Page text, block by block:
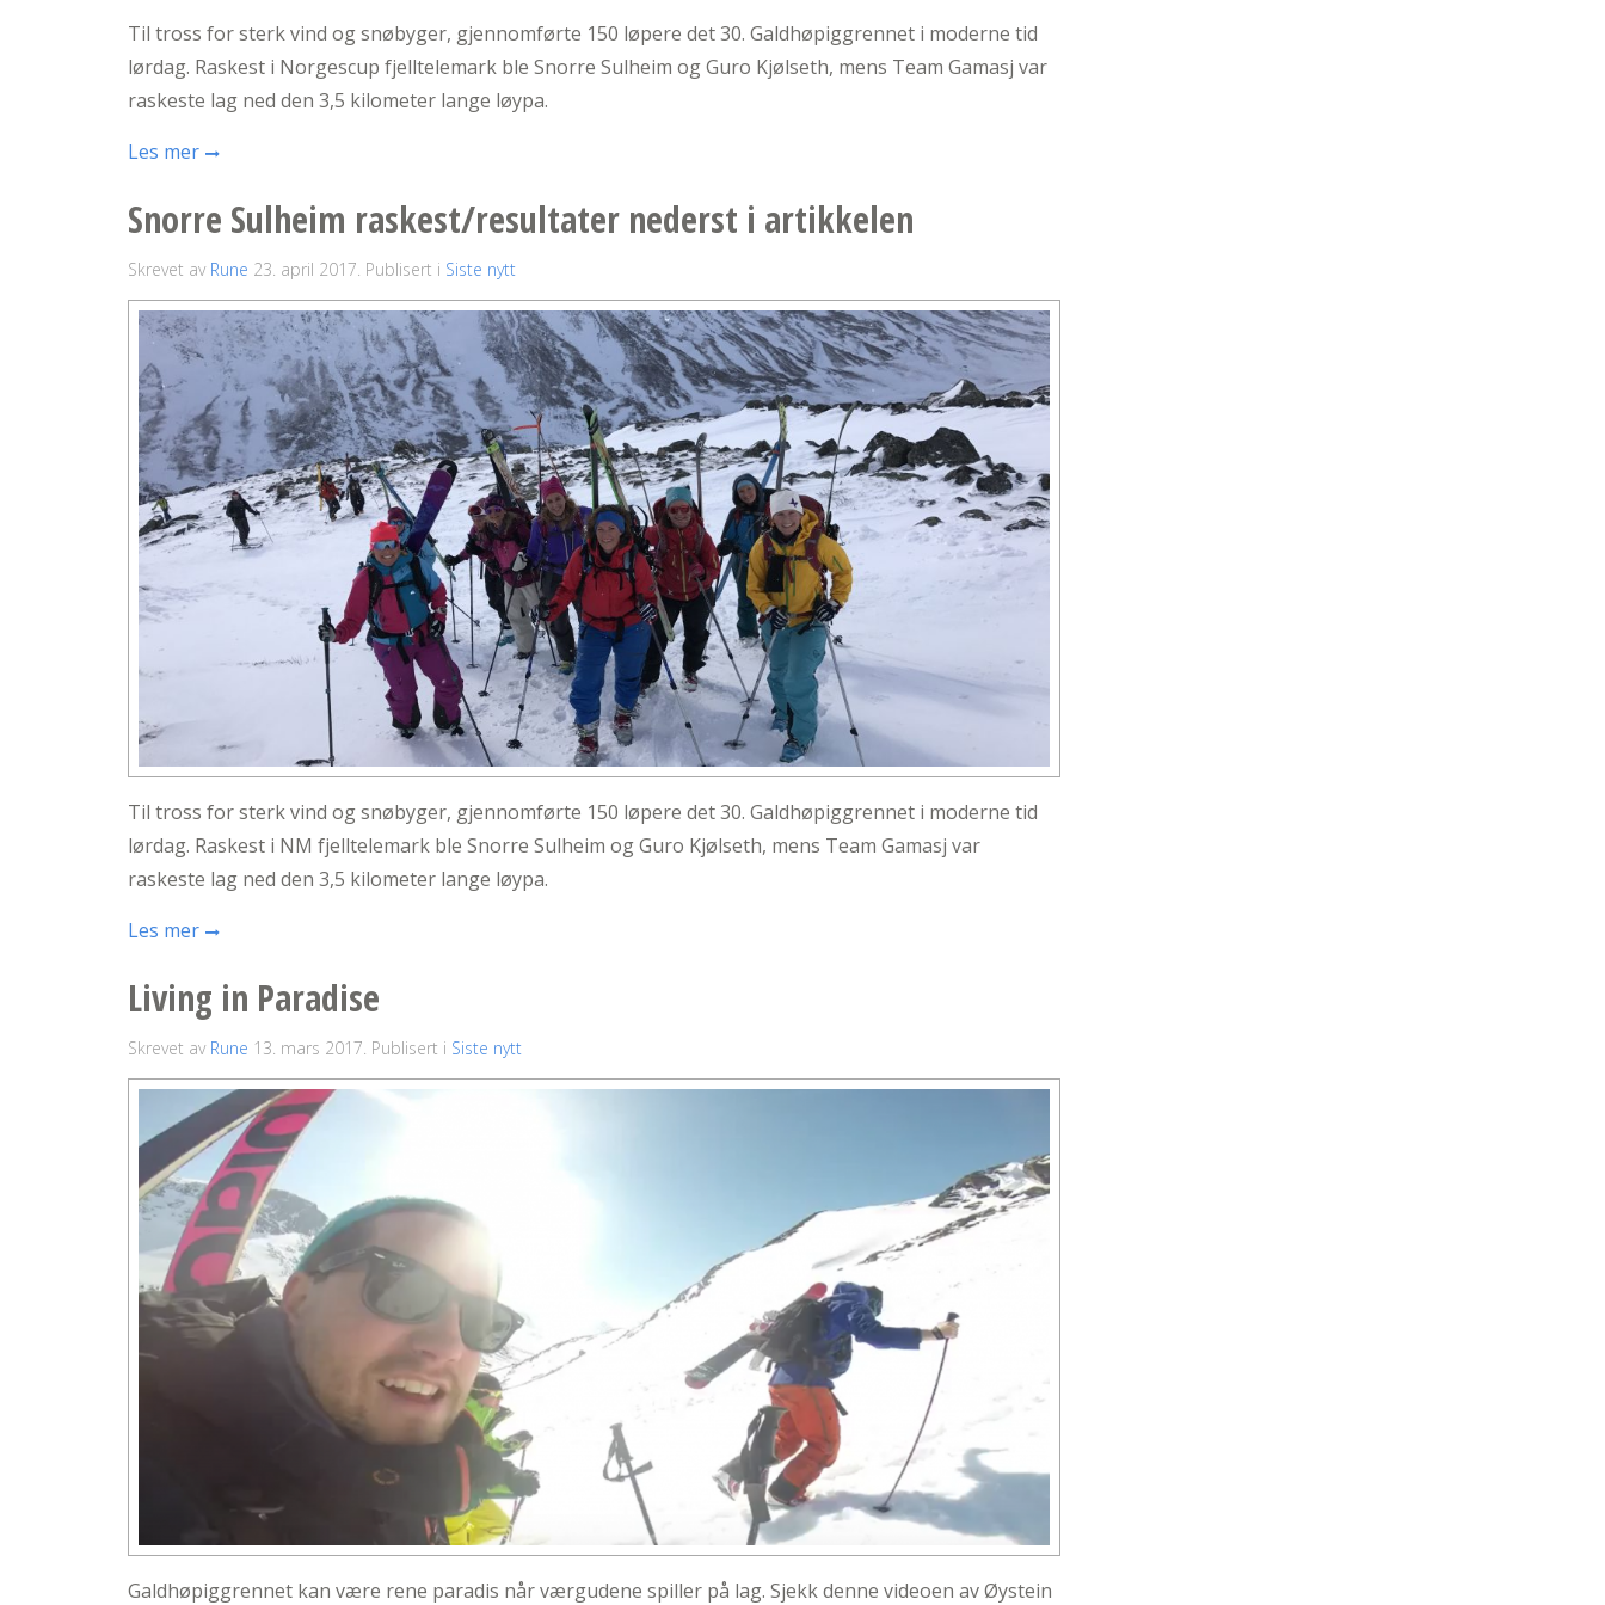
Til tross for sterk vind og snøbyger, gjennomførte 150 løpere det 30. Galdhøpiggrennet i moderne tid
lørdag. Raskest i Norgescup fjelltelemark ble Snorre Sulheim og Guro Kjølseth, mens Team Gamasj var
raskeste lag ned den 3,5 kilometer lange løypa.
Les mer
Snorre Sulheim raskest/resultater nederst i artikkelen
Skrevet av Rune 23. april 2017. Publisert i Siste nytt
Til tross for sterk vind og snøbyger, gjennomførte 150 løpere det 30. Galdhøpiggrennet i moderne tid
lørdag. Raskest i NM fjelltelemark ble Snorre Sulheim og Guro Kjølseth, mens Team Gamasj var
raskeste lag ned den 3,5 kilometer lange løypa.
Les mer
Living in Paradise
Skrevet av Rune 13. mars 2017. Publisert i Siste nytt
Galdhøpiggrennet kan være rene paradis når værgudene spiller på lag. Sjekk denne videoen av Øystein